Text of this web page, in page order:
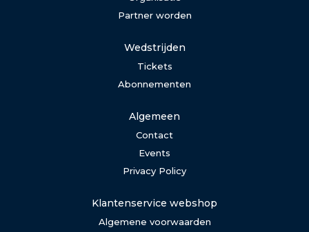
Partner worden
Wedstrijden
Tickets
Abonnementen
Algemeen
Contact
Events
Privacy Policy
Klantenservice webshop
Algemene voorwaarden